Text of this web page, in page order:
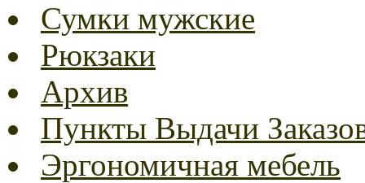
Сумки мужские
Рюкзаки
Архив
Пункты Выдачи
Эргономичная мебель